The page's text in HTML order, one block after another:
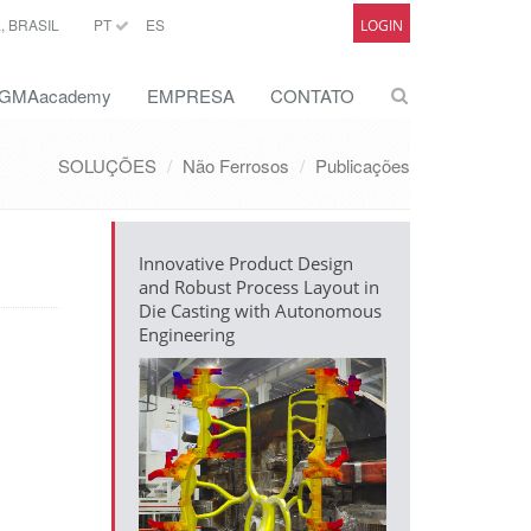
BRASIL PT ES LOGIN
EMPRESA CONTATO
SOLUÇÕES Não Ferrosos Publicações
Innovative Product Design
and Robust Process Layout in
Die Casting with Autonomous
Engineering